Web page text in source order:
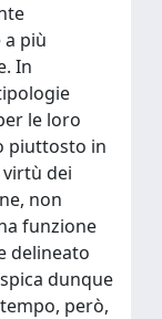
più
In
le loro
piuttosto in
dei
non
funzione
delineato
dunque
però,